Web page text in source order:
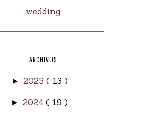
wedding
ARCHIVOS
► 2025 ( 13 )
►2024( 19 )